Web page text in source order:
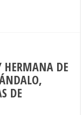
HERMANA DE
DE